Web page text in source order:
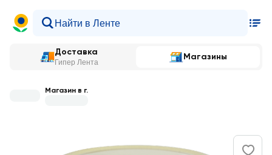
Доставка
Гипер Лента
Магазины
Магазин в г.